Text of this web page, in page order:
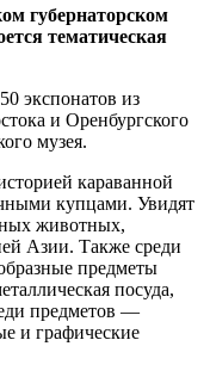
губернаторском
тематическая
экспонатов из
и Оренбургского
музея.
караванной
купцами. Увидят
животных,
Азии. Также среди
предметы
посуда,
предметов —
и графические